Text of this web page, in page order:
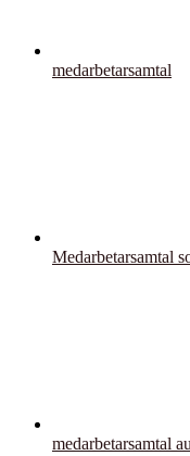
medarbetarsamtal
Medarbetarsamtal
medarbetarsamtal